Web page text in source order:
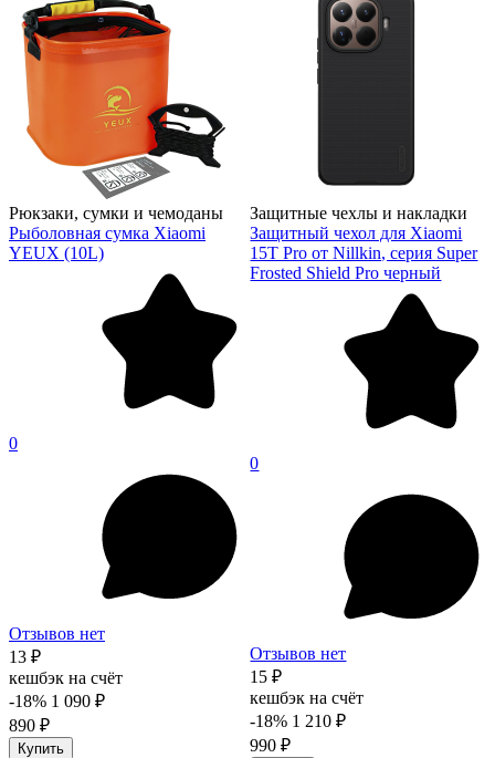
Рюкзаки, сумки и чемоданы
Рыболовная сумка Xiaomi
YEUX (10L)
0
Отзывов нет
13 ₽
кешбэк на счёт
-18% 1 090 ₽
890 ₽
Купить
Защитные чехлы и накладки
Защитный чехол для Xiaomi
15T Pro от Nillkin, серия Super
Frosted Shield Pro черный
0
Отзывов нет
15 ₽
кешбэк на счёт
-18% 1 210 ₽
990 ₽